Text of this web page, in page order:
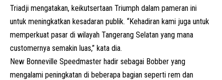
Triadji mengatakan, keikutsertaan Triumph dalam pameran ini
untuk meningkatkan kesadaran publik. “Kehadiran kami juga untuk
memperkuat pasar di wilayah Tangerang Selatan yang mana
customernya semakin luas,” kata dia.
New Bonneville Speedmaster hadir sebagai Bobber yang
mengalami peningkatan di beberapa bagian seperti rem dan